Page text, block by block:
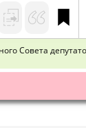
Совета